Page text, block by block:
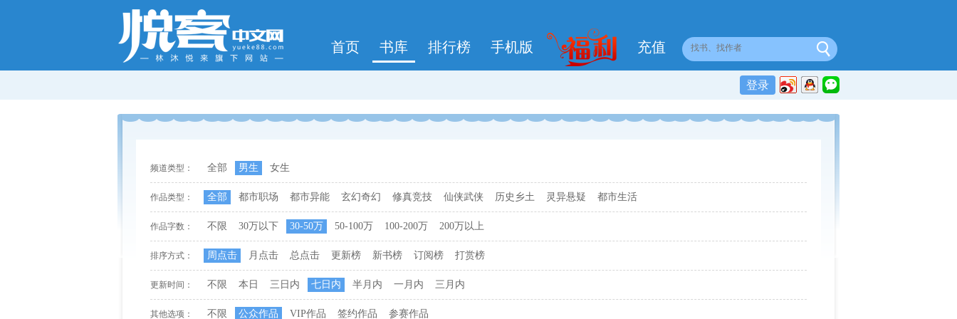
首页 书库 排行榜 手机版 充值
登录
频道类型： 全部 男生 女生
作品类型： 全部 都市职场 都市异能 玄幻奇幻 修真竞技 仙侠武侠 历史乡土 灵异悬疑 都市生活
作品字数： 不限 30万以下 30-50万 50-100万 100-200万 200万以上
排序方式： 周点击 月点击 总点击 更新榜 新书榜 订阅榜 打赏榜
更新时间： 不限 本日 三日内 七日内 半月内 一月内 三月内
其他选项： 不限 公众作品 VIP作品 签约作品 参赛作品